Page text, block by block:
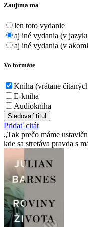
Zaujíma ma
len toto vydanie
aj iné vydania (v
aj iné vydania (v
Vo formáte
Kniha (vrátane
E-kniha
Audiokniha
Sledovať titul
Pridať citát
Tak prečo máme
kde sa stretáva pravda s